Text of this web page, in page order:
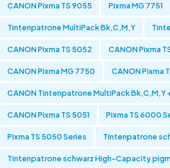
CANON Pixma TS 9055 Pixma MG 7751
Tintenpatrone MultiPack Bk,C,M,Y
CANON Pixma TS 5052 CANON Pixma
CANON Pixma MG 7750 CANON Pixma
CANON Tintenpatrone MultiPack Bk,C,M,Y
CANON Pixma TS 5051 Pixma TS 6000
Pixma TS 5050 Series Tintenpatrone
Tintenpatrone schwarz High-Capacity